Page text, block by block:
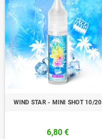
WIND STAR - MINI SHOT 10/20
6,80 €